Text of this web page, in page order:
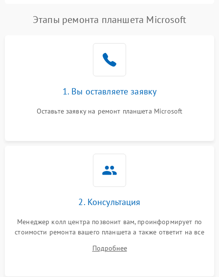
Этапы ремонта планшета Microsoft
1. Вы оставляете заявку
Оставьте заявку на ремонт планшета Microsoft
2. Консультация
Менеджер колл центра позвонит вам, проинформирует по
стоимости ремонта вашего планшета а также ответит на все
Подробнее